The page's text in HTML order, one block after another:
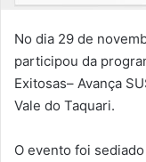
No dia 29 de
participou da
Exitosas– Avança
Vale do Taquari.
O evento foi